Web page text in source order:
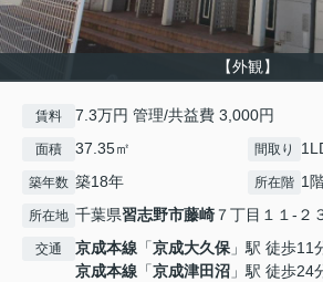
【外観】
賃料 7.3万円 管理/共益費 3,000円
面積 37.35㎡ 間取り
築年数 築18年 所在階 1
所在地 千葉県習志野市藤崎 ７丁目１１-２
交通 京成本線 「京成大久保」駅 徒歩11
京成本線 「京成津田沼 」駅 徒歩24